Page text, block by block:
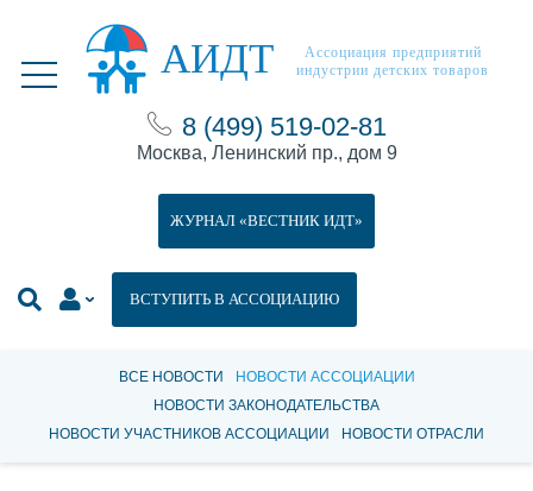
АИДТ
Ассоциация предприятий
индустрии детских товаров
8 (499) 519-02-81
Москва, Ленинский пр., дом 9
ВСТУПИТЬ В АССОЦИАЦИЮ
ЖУРНАЛ «ВЕСТНИК ИДТ»
ВСЕ НОВОСТИ
НОВОСТИ АССОЦИАЦИИ
НОВОСТИ ЗАКОНОДАТЕЛЬСТВА
НОВОСТИ УЧАСТНИКОВ АССОЦИАЦИИ
НОВОСТИ ОТРАСЛИ